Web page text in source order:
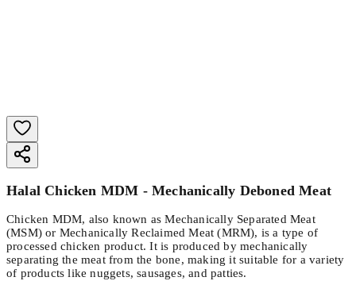
Halal Chicken MDM - Mechanically Deboned Meat
Chicken MDM, also known as Mechanically Separated Meat
(MSM) or Mechanically Reclaimed Meat (MRM), is a type of
processed chicken product. It is produced by mechanically
separating the meat from the bone, making it suitable for a variety
of products like nuggets, sausages, and patties.